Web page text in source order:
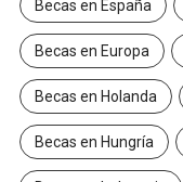
Becas en España
Becas en Europa
Becas en Holanda
Becas en Hungría